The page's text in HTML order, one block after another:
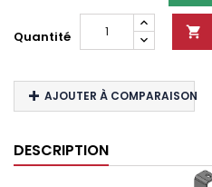
Quantité 
AJOUTER À COMPARAISON
DESCRIPTION